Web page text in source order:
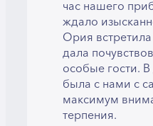
час нашего
ждало
Ория
дала
особые гости.
была с нами с
максимум
терпения.